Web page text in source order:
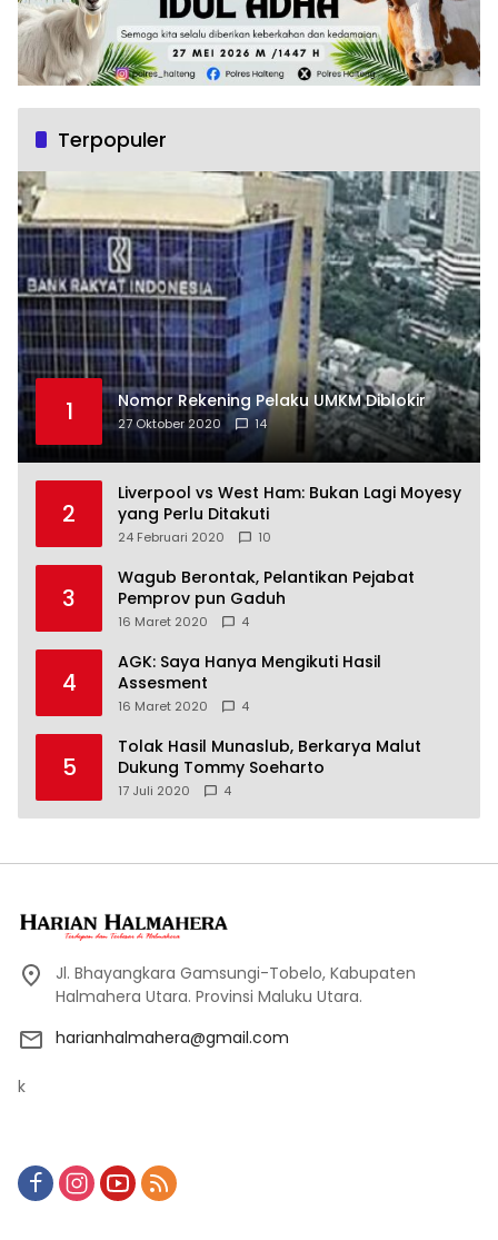
Terpopuler
1 Nomor Rekening Pelaku UMKM Diblokir
27 Oktober 2020 14
2
Liverpool vs West Ham: Bukan Lagi Moyesy
yang Perlu Ditakuti
24 Februari 2020 10
3
Wagub Berontak, Pelantikan Pejabat
Pemprov pun Gaduh
16 Maret 2020 4
4
AGK: Saya Hanya Mengikuti Hasil
Assesment
16 Maret 2020 4
5
Tolak Hasil Munaslub, Berkarya Malut
Dukung Tommy Soeharto
17 Juli 2020 4
Jl. Bhayangkara Gamsungi-Tobelo, Kabupaten
Halmahera Utara. Provinsi Maluku Utara.
harianhalmahera@gmail.com
k